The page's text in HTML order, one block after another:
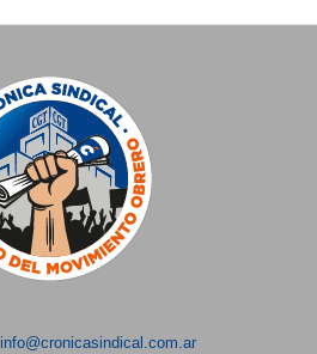
info@cronicasindical.com.ar